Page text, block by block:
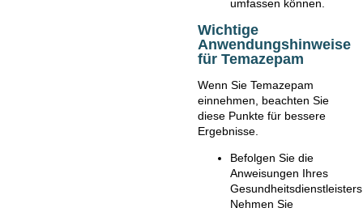
umfassen können.
Wichtige
Anwendungshinweise
für Temazepam
Wenn Sie Temazepam
einnehmen, beachten Sie
diese Punkte für bessere
Ergebnisse.
Befolgen Sie die
Anweisungen Ihres
Nehmen Sie